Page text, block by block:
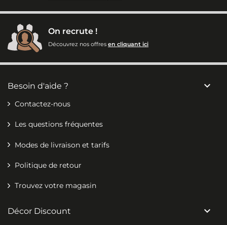
On recrute !
Découvrez nos offres en cliquant ici
Besoin d'aide ? 
Contactez-nous
Les questions fréquentes
Modes de livraison et tarifs
Politique de retour
Trouvez votre magasin
Décor Discount 